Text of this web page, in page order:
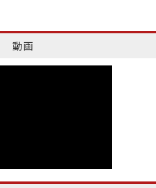
動画